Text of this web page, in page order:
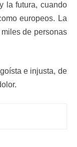
la futura, cuando
europeos. La
de personas
e injusta, de